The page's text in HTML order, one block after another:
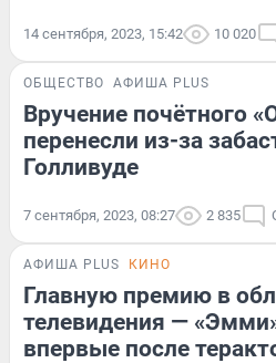
14 сентября, 2023, 15:42 10 020
ОБЩЕСТВО АФИША PLUS
Вручение почётного
перенесли из-за
Голливуде
7 сентября, 2023, 08:27 2 835
АФИША PLUS КИНО
Главную премию в
телевидения —
впервые после